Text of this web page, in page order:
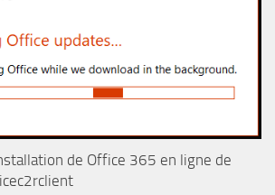
de Office 365 en ligne de